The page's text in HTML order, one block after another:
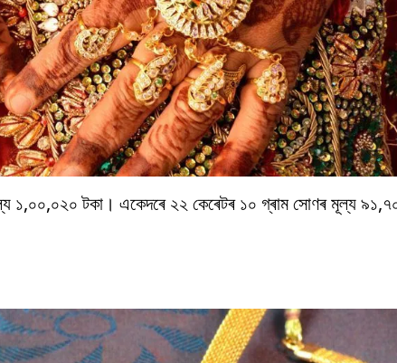
১,০০,০২০ টকা। একেদৰে ২২ কেৰেটৰ ১০ গ্ৰাম সোণৰ মূল্য